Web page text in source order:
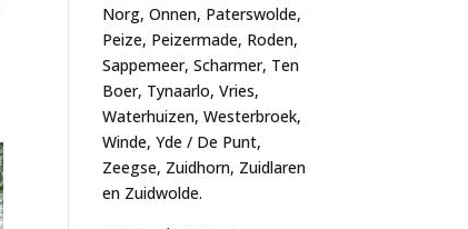
Norg, Onnen, Paterswolde,
Peize, Peizermade, Roden,
Sappemeer, Scharmer, Ten
Boer, Tynaarlo, Vries,
Waterhuizen, Westerbroek,
Winde, Yde / De Punt,
Zeegse, Zuidhorn, Zuidlaren
en Zuidwolde.